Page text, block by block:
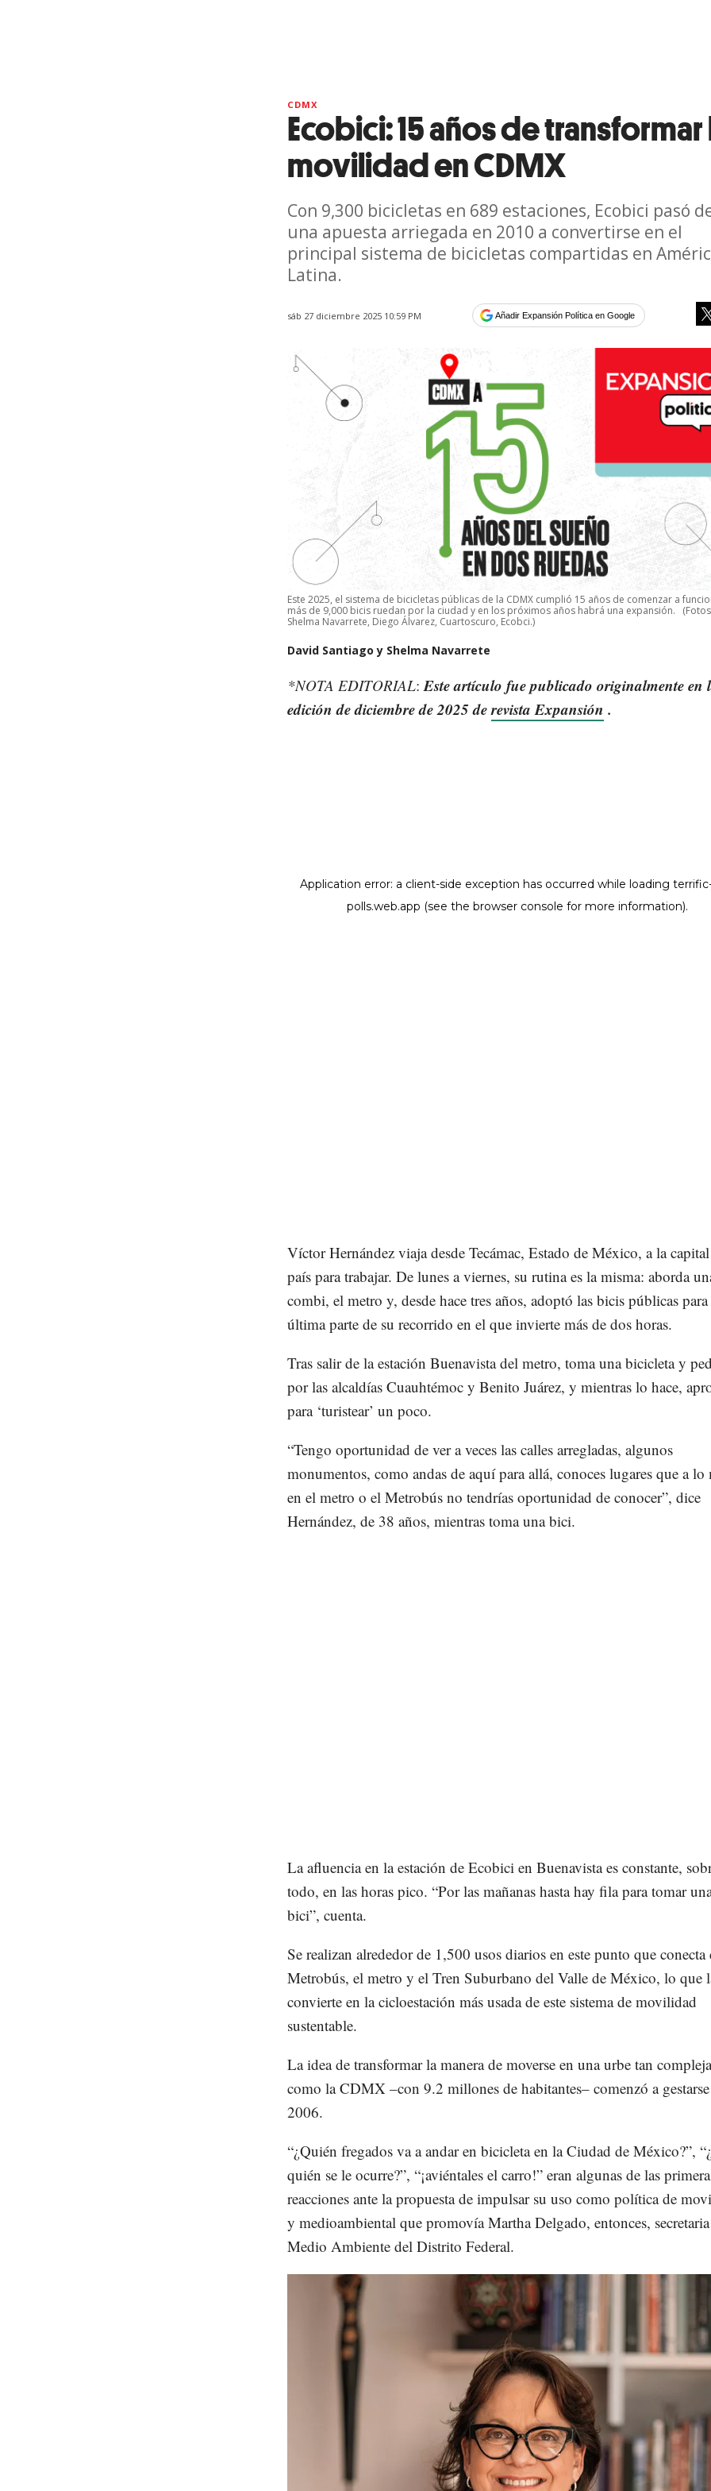
CDMX
Ecobici: 15 años de transformar
movilidad en CDMX
Con 9,300 bicicletas en 689 estaciones, Ecobici pasó
una apuesta arriegada en 2010 a convertirse en el
principal sistema de bicicletas compartidas en
Latina.
sáb 27 diciembre 2025 10:59 PM Añadir Expansión Política en Google
Este 2025, el sistema de bicicletas públicas de la CDMX cumplió 15 años de comenzar a
más de 9,000 bicis ruedan por la ciudad y en los próximos años habrá una expansión.
Shelma Navarrete, Diego Álvarez, Cuartoscuro, Ecobci.)
David Santiago y Shelma Navarrete
*NOTA EDITORIAL: Este artículo fue publicado originalmente en
edición de diciembre de 2025 derevista Expansión .
Víctor Hernández viaja desde Tecámac, Estado de México, a la
país para trabajar. De lunes a viernes, su rutina es la misma: aborda
combi, el metro y, desde hace tres años, adoptó las bicis públicas
última parte de su recorrido en el que invierte más de dos horas.
Tras salir de la estación Buenavista del metro, toma una bicicleta y
por las alcaldías Cuauhtémoc y Benito Juárez, y mientras lo hace,
para ‘turistear’ un poco.
“Tengo oportunidad de ver a veces las calles arregladas, algunos
monumentos, como andas de aquí para allá, conoces lugares que a lo
en el metro o el Metrobús no tendrías oportunidad de conocer”, dice
Hernández, de 38 años, mientras toma una bici.
La afluencia en la estación de Ecobici en Buenavista es constante,
todo, en las horas pico. “Por las mañanas hasta hay fila para tomar
bici”, cuenta.
Se realizan alrededor de 1,500 usos diarios en este punto que conecta
Metrobús, el metro y el Tren Suburbano del Valle de México, lo que
convierte en la cicloestación más usada de este sistema de movilidad
sustentable.
La idea de transformar la manera de moverse en una urbe tan compleja
como la CDMX –con 9.2 millones de habitantes– comenzó a gestarse
2006.
“¿Quién fregados va a andar en bicicleta en la Ciudad de México?”,
quién se le ocurre?”, “¡aviéntales el carro!” eran algunas de las
reacciones ante la propuesta de impulsar su uso como política de
y medioambiental que promovía Martha Delgado, entonces,
Medio Ambiente del Distrito Federal.